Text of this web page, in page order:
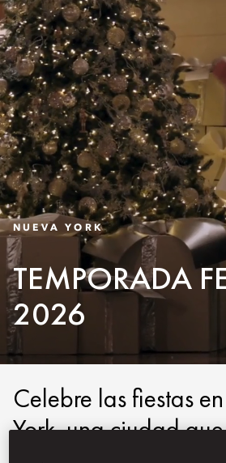
NUEVA YORK
TEMPORADA
2026
Celebre las fiestas
York, una ciudad